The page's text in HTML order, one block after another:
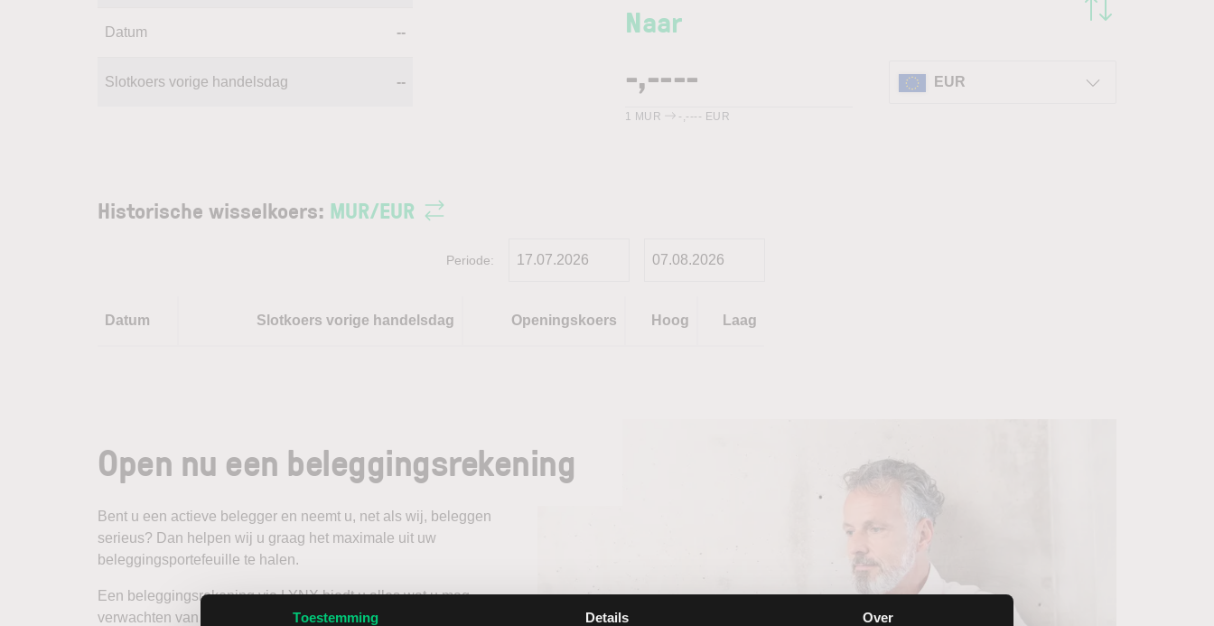
Toestemming Details Over
Datum --
Slotkoers vorige handelsdag --
Naar
EUR
1 MUR -,---- EUR
Historische wisselkoers: MUR/EUR
Periode:
Datum Slotkoers vorige handelsdag Openingskoers Hoog Laag
Open nu een beleggingsrekening
Bent u een actieve belegger en neemt u, net als wij, beleggen
serieus? Dan helpen wij u graag het maximale uit uw
beleggingsportefeuille te halen.
Een beleggingsrekening via LYNX biedt u alles wat u mag
verwachten van een broker. Een stabiel en intuïtief